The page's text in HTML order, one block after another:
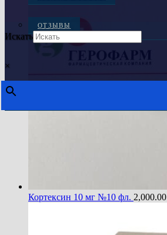
ОТЗЫВЫ
Искать
×
Кортексин 10 мг №10 фл. 2,000.00